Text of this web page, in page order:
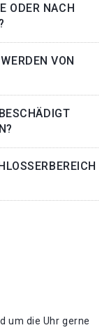
ODER NACH
VON
um die Uhr gerne